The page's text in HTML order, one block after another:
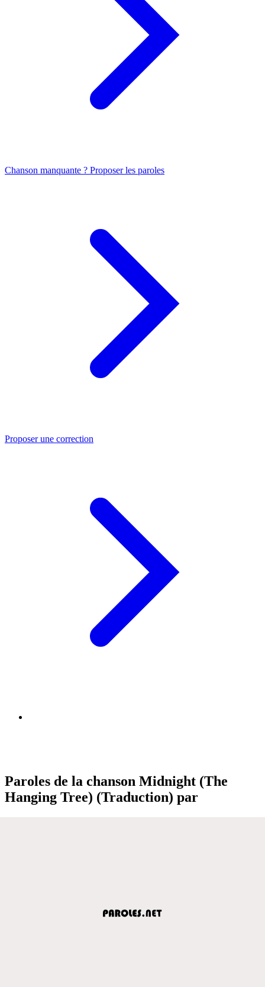
Chanson manquante ? Proposer les paroles
Proposer une correction
Paroles de la chanson Midnight (The
Hanging Tree) (Traduction) par